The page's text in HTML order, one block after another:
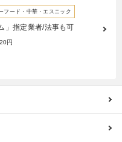
フード・中華・エスニック
」指定業者/法事も可
円